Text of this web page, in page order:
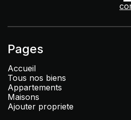
Pages
Accueil
Tous nos biens
Appartements
Maisons
Ajouter propriete